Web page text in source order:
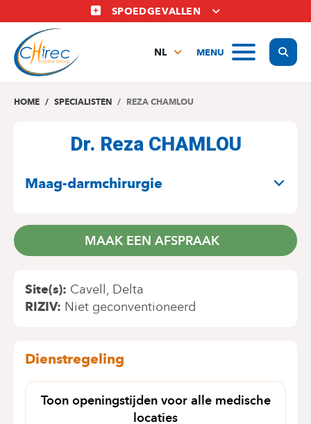
en
naar
inhoud
SPOEDGEVALLEN
MENU
NL
EN
HOME SPECIALISTEN REZA CHAMLOU
Dr. Reza CHAMLOU
Maag-darmchirurgie
MAAK EEN AFSPRAAK
Site(s) Cavell
Delta
RIZIV Niet geconventioneerd
Dienstregeling
Toon openingstijden voor alle medische
locaties